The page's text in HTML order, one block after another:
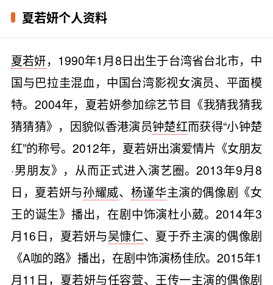
夏若妍个人资料
夏若妍，1990年1月8日出生于台湾省台北市，中
国与巴拉圭混血，中国台湾影视女演员、平面模
特。2004年，夏若妍参加综艺节目《我猜我猜我
猜猜猜》，因貌似香港演员钟楚红而获得“小钟楚
红”的称号。2012年，夏若妍出演爱情片《女朋友
·男朋友》，从而正式进入演艺圈。2013年9月8
日，夏若妍与孙耀威、 杨谨华主演的偶像剧《女
王的诞生》播出，在剧中饰演杜小葳。2014年3
月16日，夏若妍与吴慷仁、夏于乔主演的偶像剧
《A咖的路》播出，在剧中饰演杨佳欣。2015年1
月11日，夏若妍与任容萱、王传一主演的偶像剧